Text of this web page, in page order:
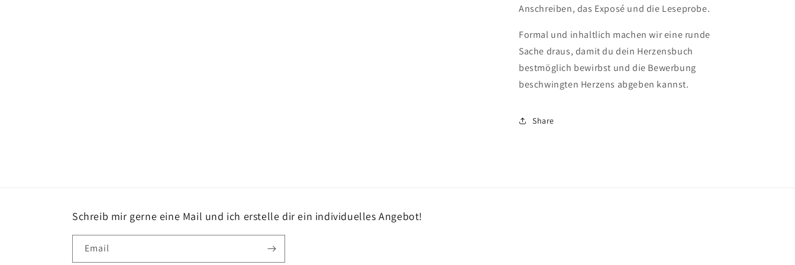
Anschreiben, das Exposé und die Leseprobe.
Formal und inhaltlich machen wir eine runde
Sache draus, damit du dein Herzensbuch
bestmöglich bewirbst und die Bewerbung
beschwingten Herzens abgeben kannst.
Share
Schreib mir gerne eine Mail und ich erstelle dir ein individuelles Angebot!
Email